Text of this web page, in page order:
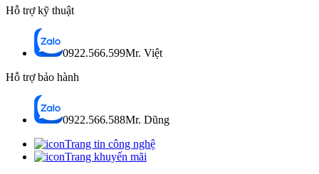
Hỗ trợ kỹ thuật
0922.566.599Mr. Việt
Hỗ trợ bảo hành
0922.566.588Mr. Dũng
Trang tin công nghệ
Trang khuyến mãi